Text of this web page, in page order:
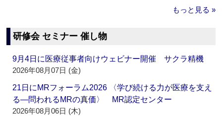
もっと見る »
研修会 セミナー 催し物
9月4日に医療従事者向けウェビナー開催 サクラ精機
2026年08月07日 (金)
21日にMRフォーラム2026 〈学び続ける力が医療を支え
る―問われるMRの真価〉 MR認定センター
2026年08月06日 (木)